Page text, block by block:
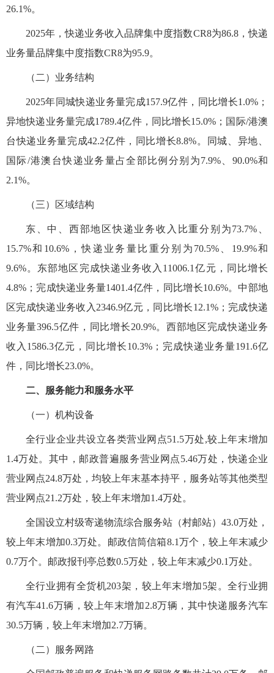
26.1%。
2025年，快递业务收入品牌集中度指数CR8为86.8，快递
业务量品牌集中度指数CR8为95.9。
（二）业务结构
2025年同城快递业务量完成157.9亿件，同比增长1.0%；
异地快递业务量完成1789.4亿件，同比增长15.0%；国际/港澳
台快递业务量完成42.2亿件，同比增长8.8%。同城、异地、
国际/港澳台快递业务量占全部比例分别为7.9%、90.0%和
2.1%。
（三）区域结构
东、中、西部地区快递业务收入比重分别为73.7%、
15.7%和10.6%，快递业务量比重分别为70.5%、19.9%和
9.6%。东部地区完成快递业务收入11006.1亿元，同比增长
4.8%；完成快递业务量1401.4亿件，同比增长10.6%。中部地
区完成快递业务收入2346.9亿元，同比增长12.1%；完成快递
业务量396.5亿件，同比增长20.9%。西部地区完成快递业务
收入1586.3亿元，同比增长10.3%；完成快递业务量191.6亿
件，同比增长23.0%。
二、服务能力和服务水平
（一）机构设备
全行业企业共设立各类营业网点51.5万处,较上年末增加
1.4万处。其中，邮政普遍服务营业网点5.46万处，快递企业
营业网点24.8万处，均较上年末基本持平，服务站等其他类型
营业网点21.2万处，较上年末增加1.4万处。
全国设立村级寄递物流综合服务站（村邮站）43.0万处，
较上年末增加0.3万处。邮政信筒信箱8.1万个，较上年末减少
0.7万个。邮政报刊亭总数0.5万处，较上年末减少0.1万处。
全行业拥有全货机203架，较上年末增加5架。全行业拥
有汽车41.6万辆，较上年末增加2.8万辆，其中快递服务汽车
30.5万辆，较上年末增加2.7万辆。
（二）服务网路